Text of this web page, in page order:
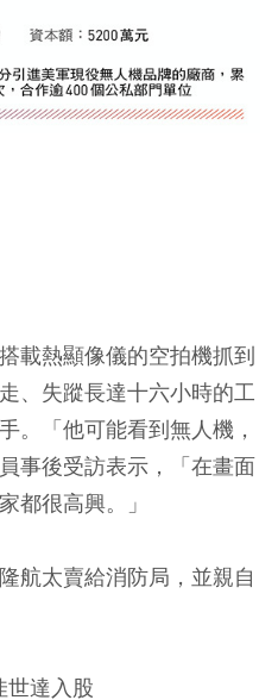
載熱顯像儀的空拍機抓到
、失蹤長達十六小時的工
。「他可能看到無人機，
事後受訪表示，「在畫面
都很高興。」
航太賣給消防局，並親自
世達入股